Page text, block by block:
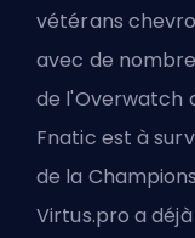
vétérans
avec de
de l'Overwatch
Fnatic est à
de la
Virtus.pro a